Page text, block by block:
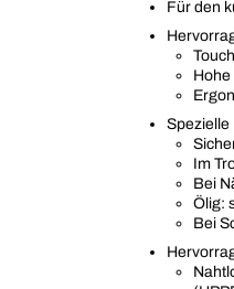
Für den
Spezielle
Im
Bei
Ölig:
Bei